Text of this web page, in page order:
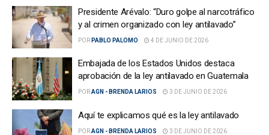
Presidente Arévalo: “Duro golpe al narcotráfico
y al crimen organizado con ley antilavado”
POR PABLO PALOMO 4 DE JUNIO DE 2026
Embajada de los Estados Unidos destaca
aprobación de la ley antilavado en Guatemala
PORAGN - BRENDA LARIOS 3 DE JUNIO DE 2026
Aquí te explicamos qué es la ley antilavado
PORAGN - BRENDA LARIOS 3 DE JUNIO DE 2026